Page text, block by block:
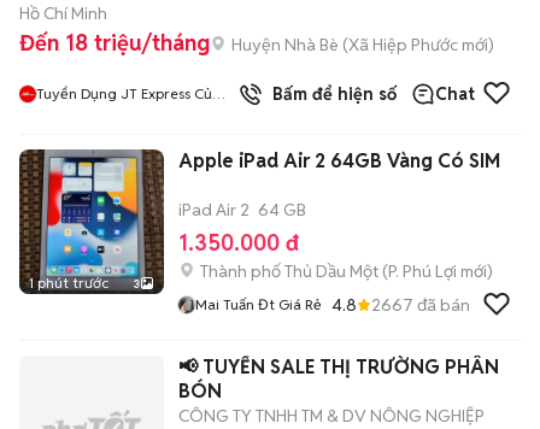
Hồ Chí Minh
Đến 18 triệu/tháng Huyện Nhà Bè (Xã Hiệp Phước mới)
Tuyển Dụng JT Express Củ
Bấm để hiện số Chat
1 phút trước 3
Apple iPad Air 2 64GB Vàng Có SIM
iPad Air 2 64 GB
1.350.000 đ
Thành phố Thủ Dầu Một (P. Phú Lợi mới)
Mai Tuấn Đt Giá Rẻ 4.8 2667 đã bán
📢 TUYỂN SALE THỊ TRƯỜNG PHÂN
BÓN
CÔNG TY TNHH TM & DV NÔNG NGHIỆP